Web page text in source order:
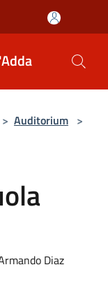
> Auditorium >
Diaz